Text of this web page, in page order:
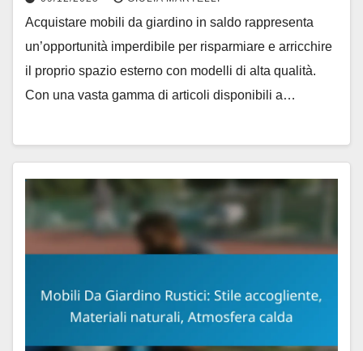
Acquistare mobili da giardino in saldo rappresenta
un’opportunità imperdibile per risparmiare e arricchire
il proprio spazio esterno con modelli di alta qualità.
Con una vasta gamma di articoli disponibili a…